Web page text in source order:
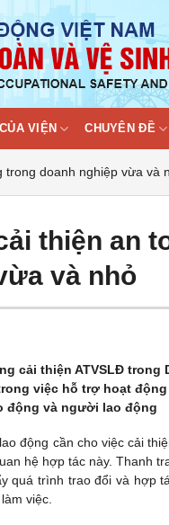
VIỆN CHUYÊN ĐỀ
trong doanh nghiệp vừa và
thiện an
và nhỏ
cải thiện ATVSLĐ trong
việc hỗ trợ hoạt động
động và người lao động
động cần cho việc cải
hệ hợp tác này. Thanh
quá trình trao đổi và hợp
việc.